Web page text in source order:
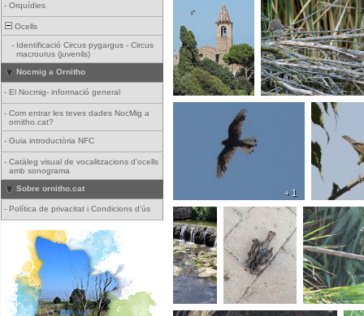
- Orquídies
Ocells
- Identificació Circus pygargus - Circus
macrourus (juvenils)
Nocmig a Ornitho
- El Nocmig- informació general
- Com entrar les teves dades NocMig a
ornitho.cat?
- Guia introductòria NFC
- Catàleg visual de vocalitzacions d'ocells
amb sonograma
Sobre ornitho.cat
- Política de privacitat i Condicions d'ús
+ 1